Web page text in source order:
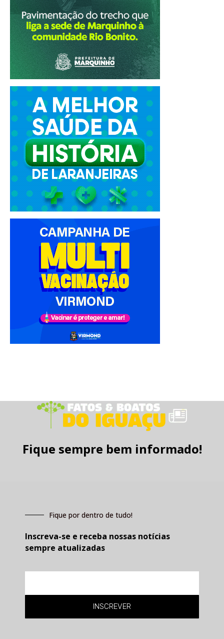
Fique sempre bem informado!
Fique por dentro de tudo!
Inscreva-se e receba nossas notícias
sempre atualizadas
INSCREVER